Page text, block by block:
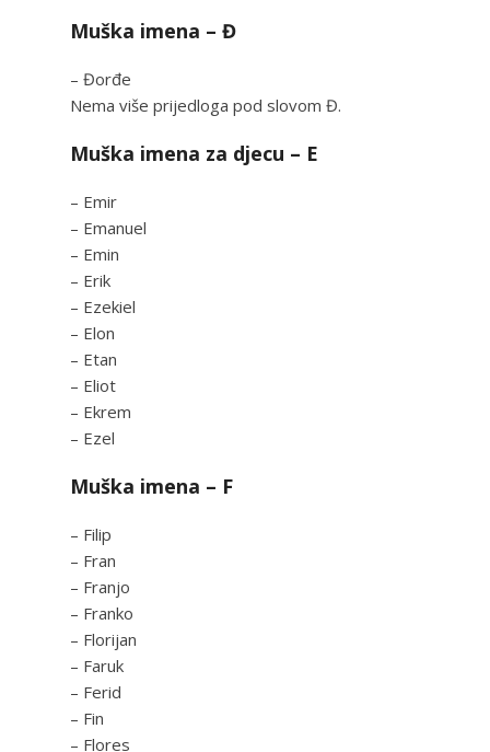
Muška imena – Đ
– Đorđe
Nema više prijedloga pod slovom Đ.
Muška imena za djecu – E
– Emir
– Emanuel
– Emin
– Erik
– Ezekiel
– Elon
– Etan
– Eliot
– Ekrem
– Ezel
Muška imena – F
– Filip
– Fran
– Franjo
– Franko
– Florijan
– Faruk
– Ferid
– Fin
– Flores